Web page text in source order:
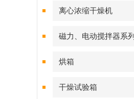
离心浓缩干燥机
磁力、电动搅拌器系列
烘箱
干燥试验箱